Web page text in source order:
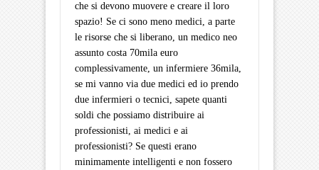
che si devono muovere e creare il loro
spazio! Se ci sono meno medici, a parte
le risorse che si liberano, un medico neo
assunto costa 70mila euro
complessivamente, un infermiere 36mila,
se mi vanno via due medici ed io prendo
due infermieri o tecnici, sapete quanti
soldi che possiamo distribuire ai
professionisti, ai medici e ai
professionisti? Se questi erano
minimamente intelligenti e non fossero